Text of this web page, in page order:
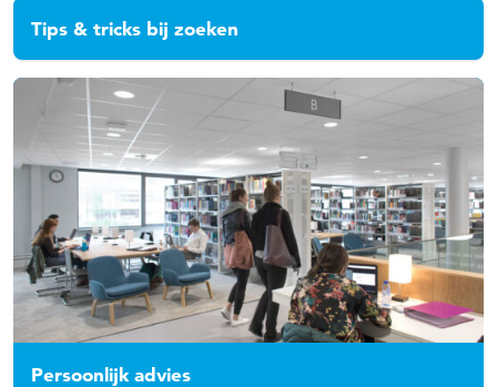
Tips & tricks bij zoeken
Persoonlijk advies